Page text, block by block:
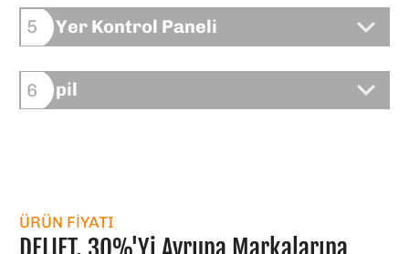
5 Yer Kontrol Paneli
6 pil
ÜRÜN FIYATI